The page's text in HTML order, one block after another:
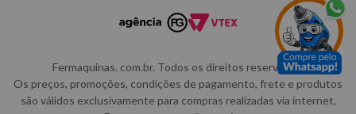
Fermaquinas. com.br. Todos os direitos reservados.
Os preços, promoções, condições de pagamento, frete e produtos
são válidos exclusivamente para compras realizadas via internet,